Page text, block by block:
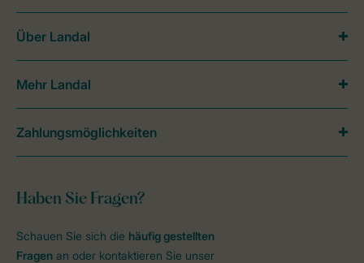
Haben Sie Fragen?
Schauen Sie sich die häufig gestellten
Fragen an oder kontaktieren Sie unser
Über Landal
Mehr Landal
Zahlungsmöglichkeiten